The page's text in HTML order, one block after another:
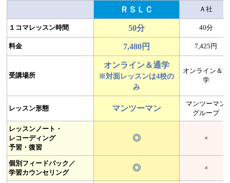
ＲＳＬＣ Ａ社
１コマレッスン時間 50分 40分
料金 7,480円 7,425円
受講場所
オンライン＆通学
※対面レッスンは4校の
み
オンライン＆通
学
レッスン形態 マンツーマン
マンツーマン
グループ
レッスンノート・
レコーディング
予習・復習
◎ ×
個別フィードバック／
学習カウンセリング
◎ ×